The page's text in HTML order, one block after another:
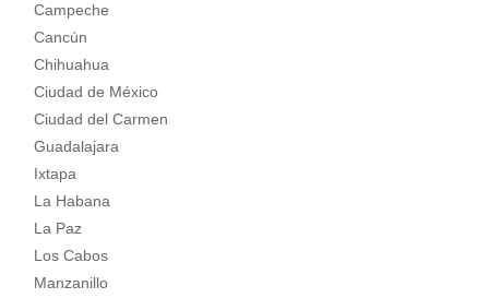
Campeche
Cancún
Chihuahua
Ciudad de México
Ciudad del Carmen
Guadalajara
Ixtapa
La Habana
La Paz
Los Cabos
Manzanillo